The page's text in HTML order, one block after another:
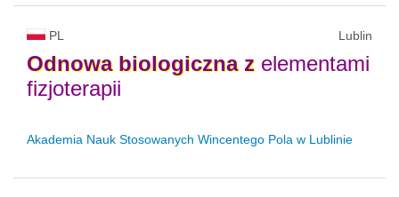
PL Lublin
Odnowa biologiczna z elementami
fizjoterapii
Akademia Nauk Stosowanych Wincentego Pola w Lublinie